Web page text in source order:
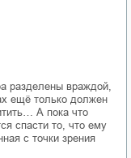
разделены враждой,
ещё только должен
А пока что
спасти то, что ему
с точки зрения